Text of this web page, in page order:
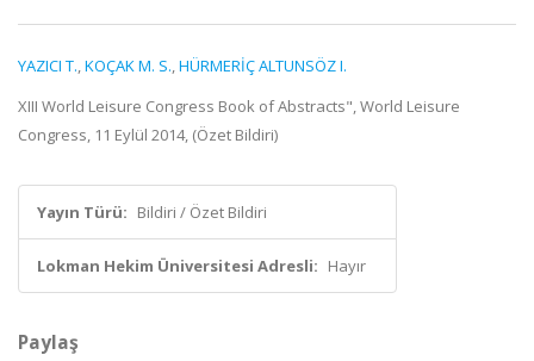
YAZICI T.,KOÇAK M. S.,HÜRMERİÇ ALTUNSÖZ I.
XIII World Leisure Congress Book of Abstracts", World Leisure
Congress, 11 Eylül 2014, (Özet Bildiri)
Yayın Türü: Bildiri / Özet Bildiri
Lokman Hekim Üniversitesi Adresli: Hayır
Paylaş